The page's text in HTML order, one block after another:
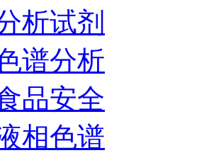
析试剂
谱分析
品安全
相色谱